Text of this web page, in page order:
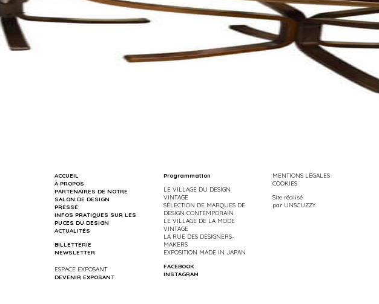
ACCUEIL
À PROPOS
PARTENAIRES DE NOTRE
SALON DE DESIGN
PRESSE
INFOS PRATIQUES SUR LES
PUCES DU DESIGN
ACTUALITÉS
BILLETTERIE
NEWSLETTER
ESPACE EXPOSANT
DEVENIR EXPOSANT
Programmation
LE VILLAGE DU DESIGN
VINTAGE
SÉLECTION DE MARQUES DE
DESIGN CONTEMPORAIN
LE VILLAGE DE LA MODE
VINTAGE
LA RUE DES DESIGNERS-
MAKERS
EXPOSITION MADE IN JAPAN
FACEBOOK
INSTAGRAM
MENTIONS LÉGALES
COOKIES
Site réalisé
par UNSCUZZY